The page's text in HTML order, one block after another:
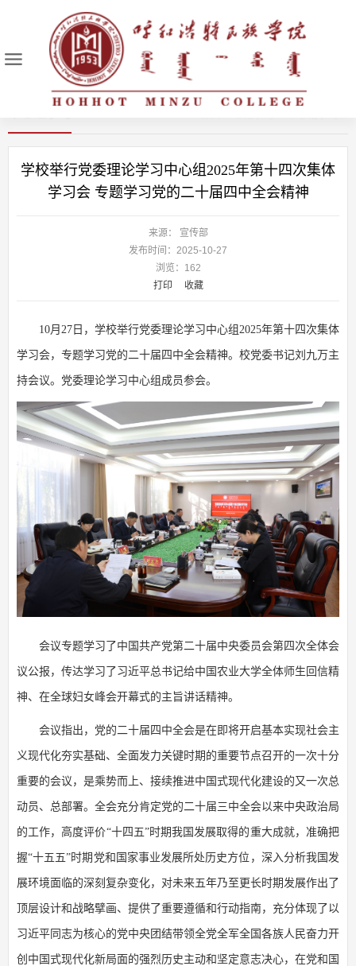
学校举行党委理论学习中心组2025年第十四次集体
学习会 专题学习党的二十届四中全会精神
来源： 宣传部
发布时间：2025-10-27
浏览：
162
打印
收藏
10月27日，学校举行党委理论学习中心组2025年第十四次集体
学习会，专题学习党的二十届四中全会精神。校党委书记刘九万主
持会议。党委理论学习中心组成员参会。
会议专题学习了中国共产党第二十届中央委员会第四次全体会
议公报，传达学习了习近平总书记给中国农业大学全体师生回信精
神、在全球妇女峰会开幕式的主旨讲话精神。
会议指出，党的二十届四中全会是在即将开启基本实现社会主
义现代化夯实基础、全面发力关键时期的重要节点召开的一次十分
重要的会议，是乘势而上、接续推进中国式现代化建设的又一次总
动员、总部署。全会充分肯定党的二十届三中全会以来中央政治局
的工作，高度评价“十四五”时期我国发展取得的重大成就，准确把
握“十五五”时期党和国家事业发展所处历史方位，深入分析我国发
展环境面临的深刻复杂变化，对未来五年乃至更长时期发展作出了
顶层设计和战略擘画、提供了重要遵循和行动指南，充分体现了以
习近平同志为核心的党中央团结带领全党全军全国各族人民奋力开
创中国式现代化新局面的强烈历史主动和坚定意志决心，在党和国